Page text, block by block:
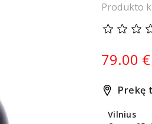
Produkto
79.00 €
Prekę
Vilnius